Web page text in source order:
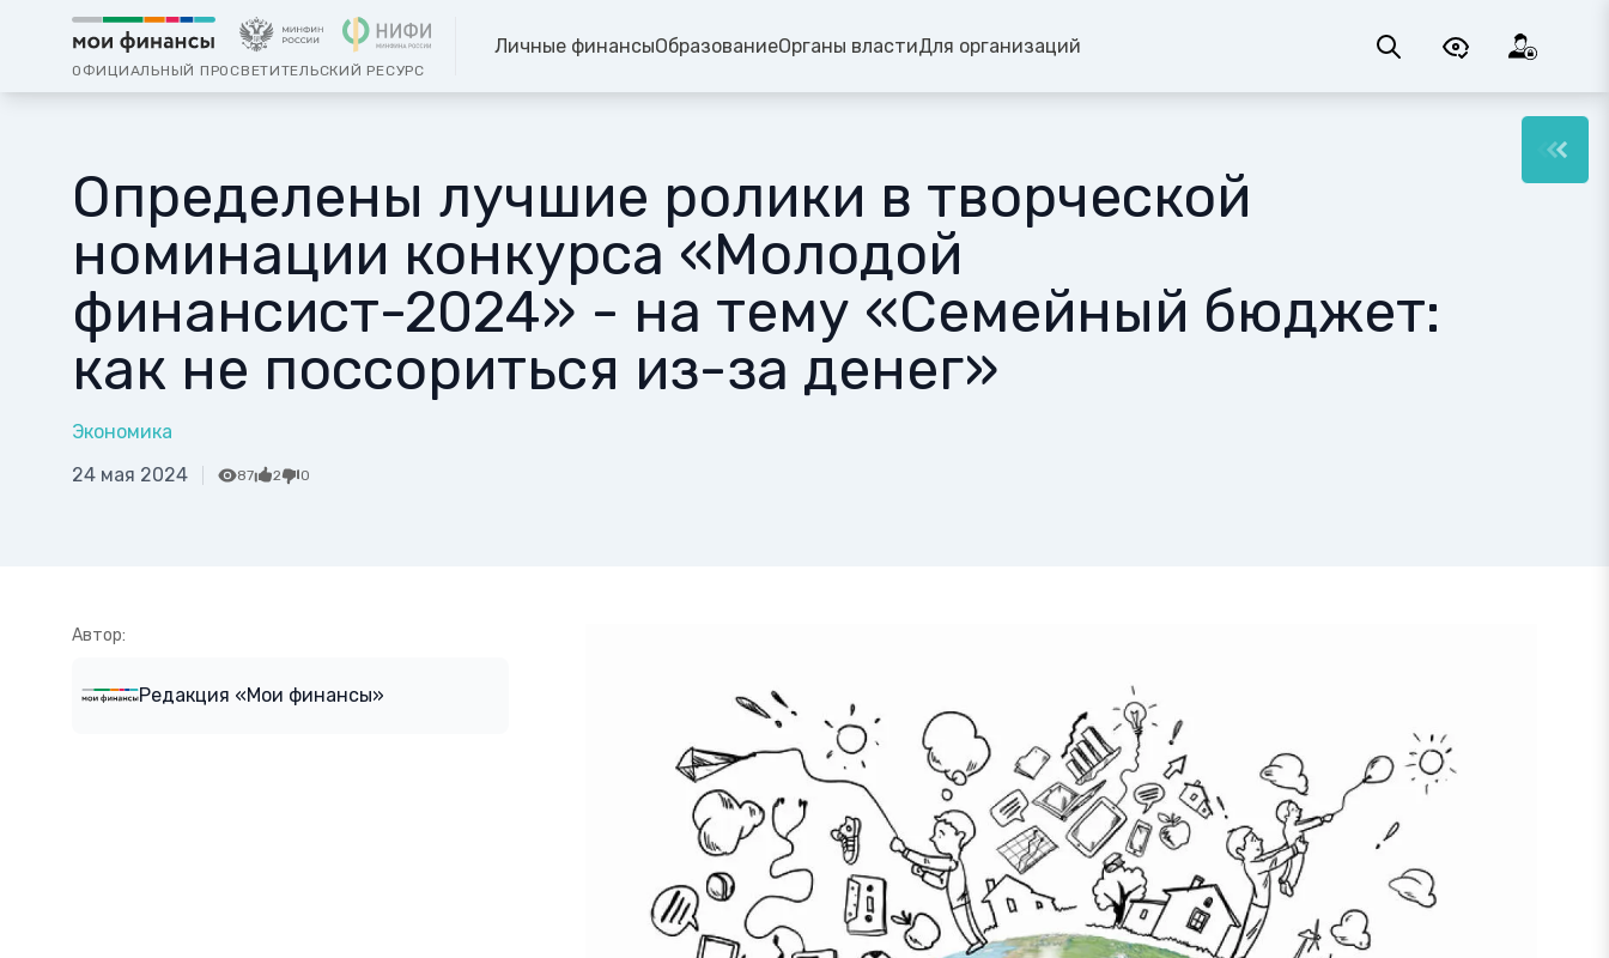
ОФИЦИАЛЬНЫЙ ПРОСВЕТИТЕЛЬСКИЙ РЕСУРС
Личные финансыОбразованиеОрганы властиДля организаций
Определены лучшие ролики в творческой
номинации конкурса «Молодой
финансист-2024» - на тему «Семейный бюджет:
как не поссориться из-за денег»
Экономика
24 мая 2024
87 2 0
Автор:
Редакция «Мои финансы»